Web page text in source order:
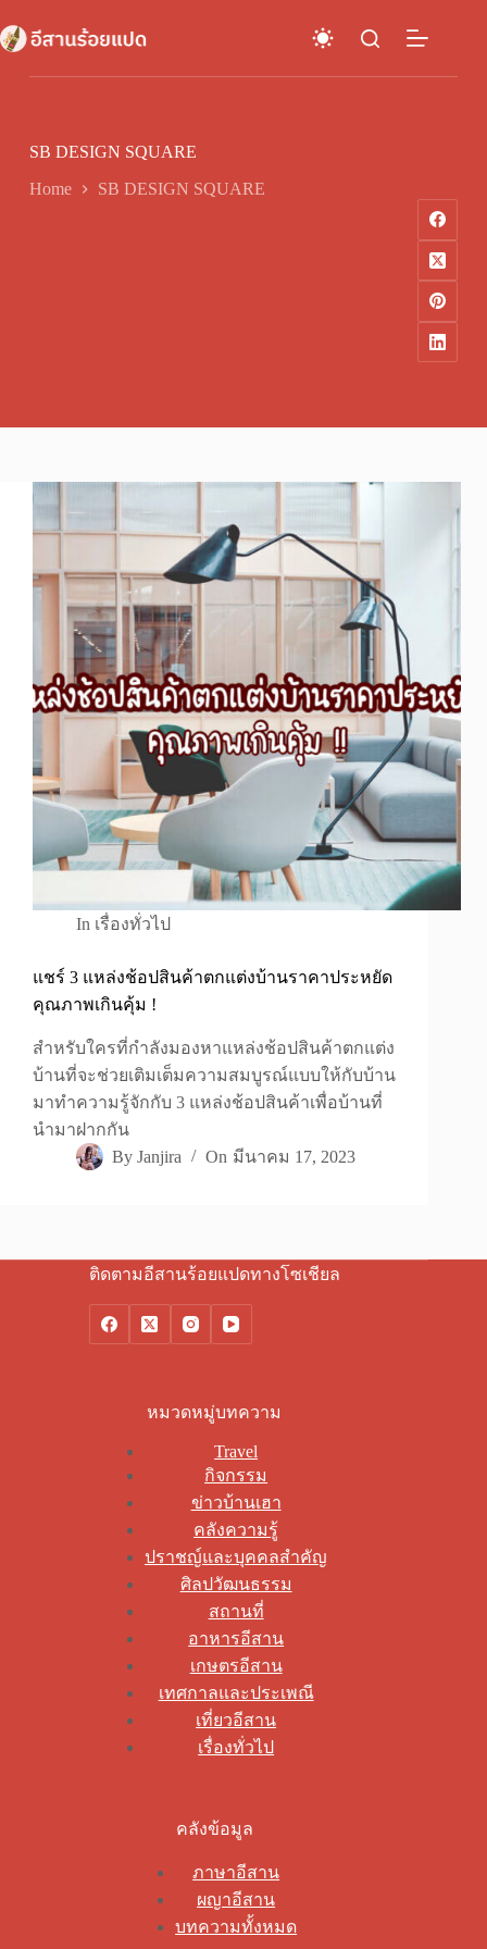
to
content
SB DESIGN SQUARE
Home SB DESIGN SQUARE
In เรื่องทั่วไป
แชร์ 3 แหล่งช้อปสินค้าตกแต่งบ้านราคาประหยัด
คุณภาพเกินคุ้ม !
สำหรับใครที่กำลังมองหาแหล่งช้อปสินค้าตกแต่ง
บ้านที่จะช่วยเติมเต็มความสมบูรณ์แบบให้กับบ้าน
มาทำความรู้จักกับ 3 แหล่งช้อปสินค้าเพื่อบ้านที่
นำมาฝากกัน
By Janjira On มีนาคม 17, 2023
ติดตามอีสานร้อยแปดทางโซเชียล
หมวดหมู่บทความ
Travel
กิจกรรม
ข่าวบ้านเฮา
คลังความรู้
ปราชญ์และบุคคลสำคัญ
ศิลปวัฒนธรรม
สถานที่
อาหารอีสาน
เกษตรอีสาน
เทศกาลและประเพณี
เที่ยวอีสาน
เรื่องทั่วไป
คลังข้อมูล
ภาษาอีสาน
ผญาอีสาน
บทความทั้งหมด